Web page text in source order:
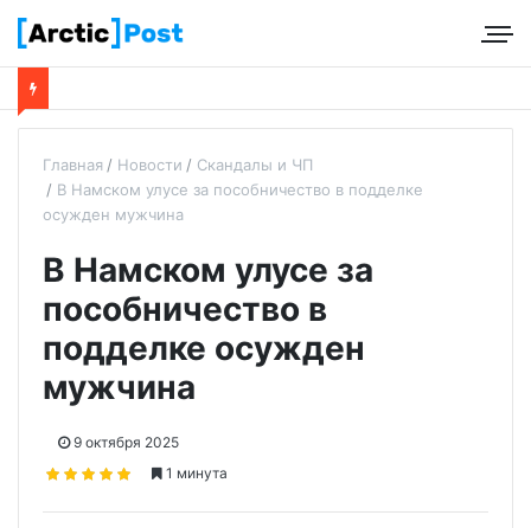
Главная Новости
Скандалы и ЧП
В Намском улусе за пособничество в подделке
осужден мужчина
В Намском улусе за
пособничество в
подделке осужден
мужчина
9 октября 2025
1 минута